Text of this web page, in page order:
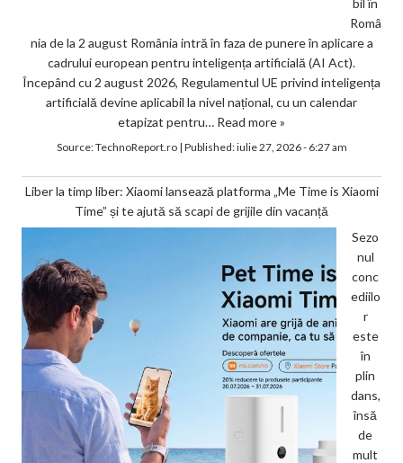
bil în
Româ
nia de la 2 august România intră în faza de punere în aplicare a
cadrului european pentru inteligența artificială (AI Act).
Începând cu 2 august 2026, Regulamentul UE privind inteligența
artificială devine aplicabil la nivel național, cu un calendar
etapizat pentru… Read more »
Source:TechnoReport.ro| Published:iulie 27, 2026 - 6:27 am
Liber la timp liber: Xiaomi lansează platforma „Me Time is Xiaomi
Time” și te ajută să scapi de grijile din vacanță
Sezo
nul
conc
ediilo
r
este
în
plin
dans,
însă
de
mult